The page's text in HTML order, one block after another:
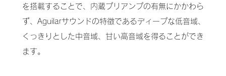
を搭載することで、内蔵プリアンプの有無にかかわら
ず、Aguilarサウンドの特徴であるディープな低音域、
くっきりとした中音域、甘い高音域を得ることができ
ます。